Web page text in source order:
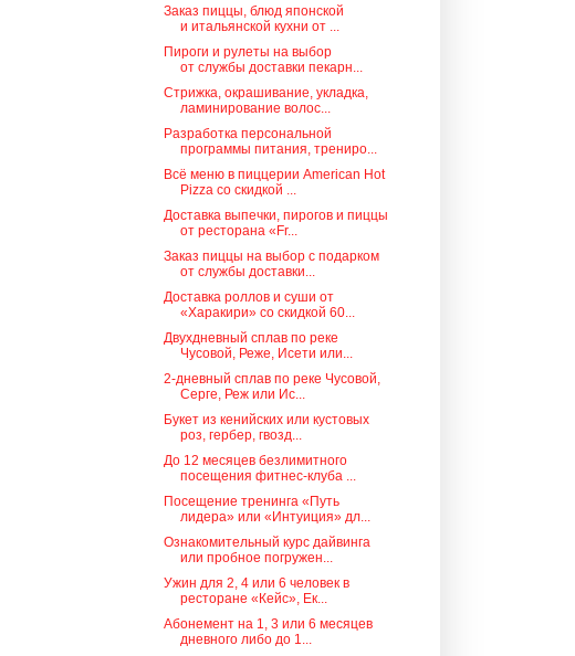
Заказ пиццы, блюд японской
и итальянской кухни от ...
Пироги и рулеты на выбор
от службы доставки пекарн...
Стрижка, окрашивание, укладка,
ламинирование волос...
Разработка персональной
программы питания, трениро...
Всё меню в пиццерии American Hot
Pizza со скидкой ...
Доставка выпечки, пирогов и пиццы
от ресторана «Fr...
Заказ пиццы на выбор с подарком
от службы доставки...
Доставка роллов и суши от
«Харакири» со скидкой 60...
Двухдневный сплав по реке
Чусовой, Реже, Исети или...
2-дневный сплав по реке Чусовой,
Серге, Реж или Ис...
Букет из кенийских или кустовых
роз, гербер, гвозд...
До 12 месяцев безлимитного
посещения фитнес-клуба ...
Посещение тренинга «Путь
лидера» или «Интуиция» дл...
Ознакомительный курс дайвинга
или пробное погружен...
Ужин для 2, 4 или 6 человек в
ресторане «Кейс», Ек...
Абонемент на 1, 3 или 6 месяцев
дневного либо до 1...